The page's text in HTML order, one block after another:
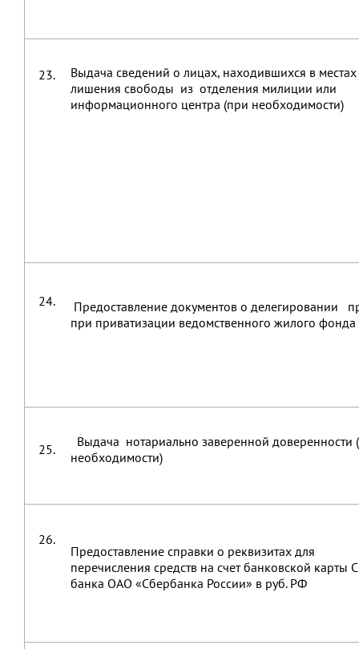
23.
Выдача сведений о лицах, находившихся в местах
лишения свободы из отделения милиции или
информационного центра (при необходимости)
24.
Предоставление документов о делегировании
при приватизации ведомственного жилого фонда
25.
Выдача нотариально заверенной доверенности
необходимости)
26.
Предоставление справки о реквизитах для
перечисления средств на счет банковской карты
банка ОАО «Сбербанка России» в руб. РФ